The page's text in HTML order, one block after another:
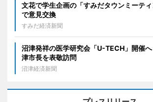
文花で学生企画の「すみだタウンミーテ
で意見交換
すみだ経済新聞
沼津発祥の医学研究会「U-TECH」開催
津市長を表敬訪問
沼津経済新聞